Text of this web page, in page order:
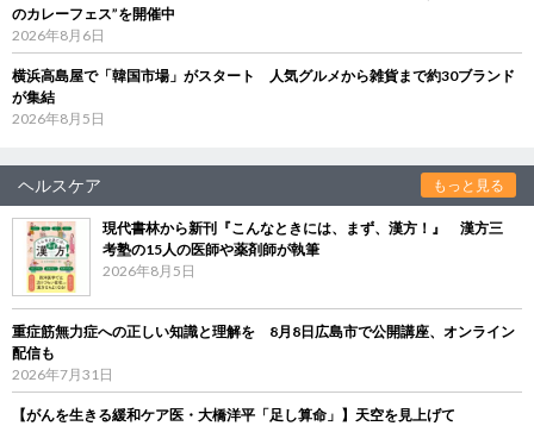
のカレーフェス”を開催中
2026年8月6日
横浜高島屋で「韓国市場」がスタート 人気グルメから雑貨まで約30ブランド
が集結
2026年8月5日
ヘルスケア もっと見る
現代書林から新刊『こんなときには、まず、漢方！』 漢方三
考塾の15人の医師や薬剤師が執筆
2026年8月5日
重症筋無力症への正しい知識と理解を 8月8日広島市で公開講座、オンライン
配信も
2026年7月31日
【がんを生きる緩和ケア医・大橋洋平「足し算命」】天空を見上げて